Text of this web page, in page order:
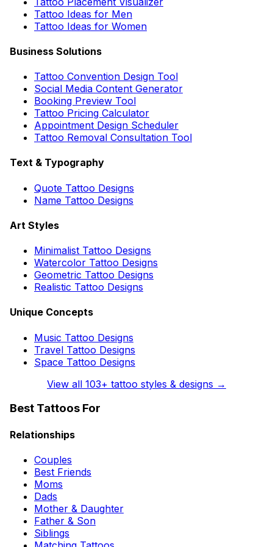
Tattoo Ideas for Men
Tattoo Ideas for Women
Business Solutions
Tattoo Convention Design Tool
Social Media Content Generator
Booking Preview Tool
Tattoo Pricing Calculator
Appointment Design Scheduler
Tattoo Removal Consultation Tool
Text & Typography
Quote Tattoo Designs
Name Tattoo Designs
Art Styles
Minimalist Tattoo Designs
Watercolor Tattoo Designs
Geometric Tattoo Designs
Realistic Tattoo Designs
Unique Concepts
Music Tattoo Designs
Travel Tattoo Designs
Space Tattoo Designs
View all 103+ tattoo styles & designs →
Best Tattoos For
Relationships
Couples
Best Friends
Moms
Dads
Mother & Daughter
Father & Son
Siblings